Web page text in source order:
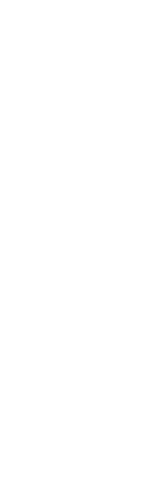
中，集成了多种功能
议。
可以免费使用，方便
以直接生成高质量的视
以根据需求制作符合
成体验。
当积极的。许多用户
！尤其是对中文指令